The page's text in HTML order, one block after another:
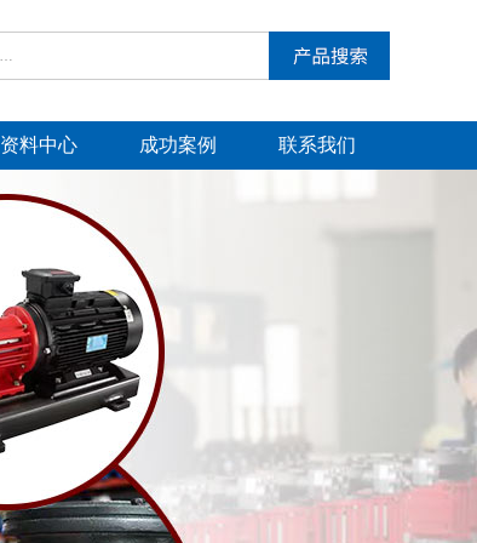
资料中心 成功案例 联系我们